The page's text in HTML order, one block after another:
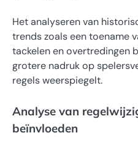
Het analyseren van
trends zoals een toename
tackelen en overtredingen
grotere nadruk op
regels weerspiegelt.
Analyse van
beïnvloeden